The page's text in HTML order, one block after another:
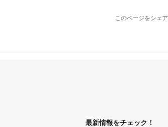
このページをシェア
最新情報をチェック！